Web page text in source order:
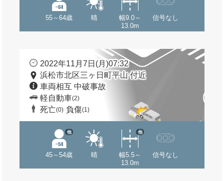
55～64歳 晴
幅9.0～
13.0m
信号なし
2022年11月7日(月)07:32
浜松市北区三ヶ日町平山 付近
車両相互 中破事故
軽自動車(2)
死亡(0) 負傷(1)
45～54歳
他
晴
幅5.5～
13.0m
他
信号なし